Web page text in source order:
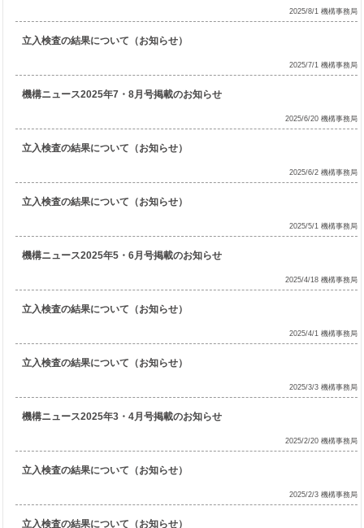
2025/8/1 機構事務局
立入検査の結果について（お知らせ）
2025/7/1 機構事務局
機構ニュース2025年7・8月号掲載のお知らせ
2025/6/20 機構事務局
立入検査の結果について（お知らせ）
2025/6/2 機構事務局
立入検査の結果について（お知らせ）
2025/5/1 機構事務局
機構ニュース2025年5・6月号掲載のお知らせ
2025/4/18 機構事務局
立入検査の結果について（お知らせ）
2025/4/1 機構事務局
立入検査の結果について（お知らせ）
2025/3/3 機構事務局
機構ニュース2025年3・4月号掲載のお知らせ
2025/2/20 機構事務局
立入検査の結果について（お知らせ）
2025/2/3 機構事務局
立入検査の結果について（お知らせ）